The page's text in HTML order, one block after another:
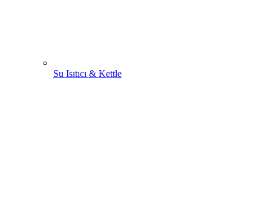
Su Isıtıcı & Kettle